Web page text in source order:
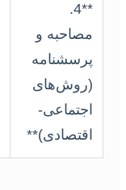
**4.
مصاحبه و
پرسشنامه
(روش‌های
اجتماعی-
اقتصادی)**